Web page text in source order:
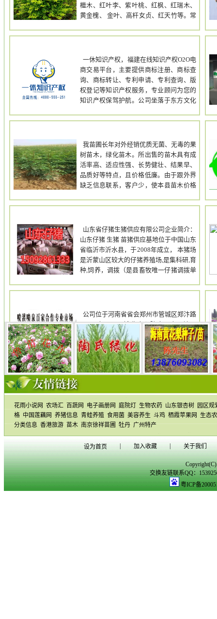
花雨小说网 农场汇 百蔬网 电子画册网 庭院灯 生物农药 山东银杏树 园区规
格 中国莲藕网 养猪信息 青蛙养殖 食用菌 美容养生 斗鸡 栖霞苹果网
生态
分类信息 香港旅游 苗木 南京徐祥苗圃 牡丹 广州特产
设为首页 加入收藏 关于我们
交换友链联系QQ：
粤ICP备